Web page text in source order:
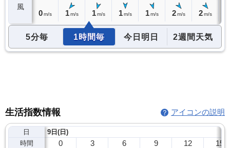
風
0 m/s 1 m/s 1 m/s 1 m/s 1 m/s 2 m/s 2 m/s
5分毎 1時間毎 今日明日 2週間天気
生活指数情報 アイコンの説明
日
時間
9日(日)
0 3 6 9 12 15